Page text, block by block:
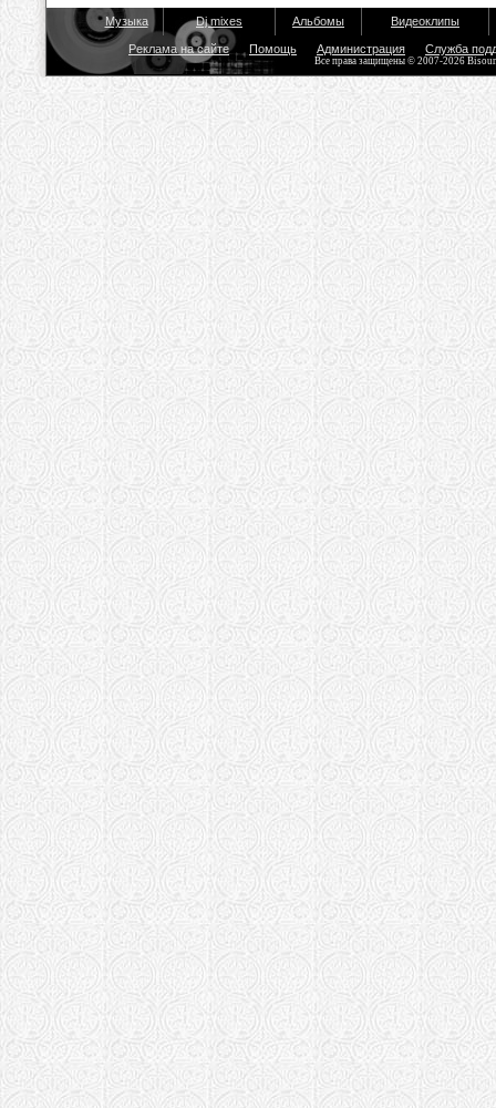
Музыка Dj mixes Альбомы Видеоклипы
Реклама на сайте Помощь Администрация Служба
Все права защищены © 2007-2026